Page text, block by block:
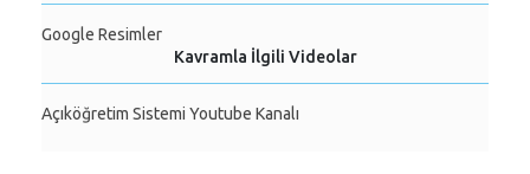
Google Resimler
Kavramla İlgili Videolar
Açıköğretim Sistemi Youtube Kanalı